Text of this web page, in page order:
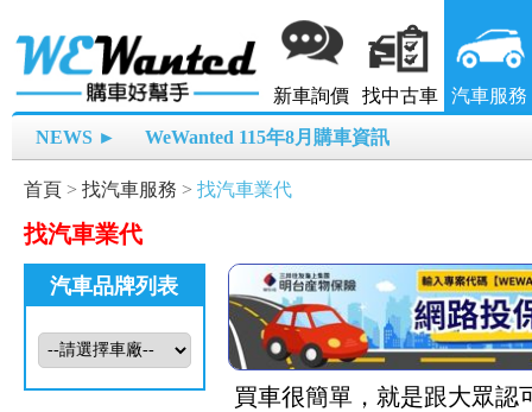
新車詢價 找中古車 汽車服務
NEWS ► WeWanted 115年8月購車資訊
首頁 > 找汽車服務 > 找汽車業代
找汽車業代
汽車品牌列表
買車很簡單，就是跟大眾認